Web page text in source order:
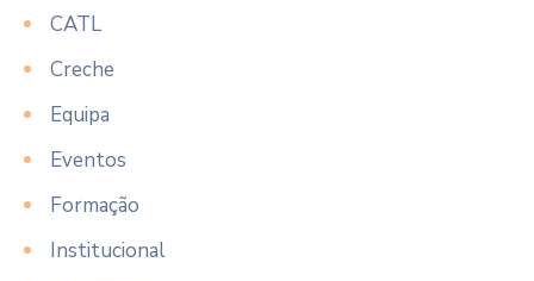
CATL
Creche
Equipa
Eventos
Formação
Institucional